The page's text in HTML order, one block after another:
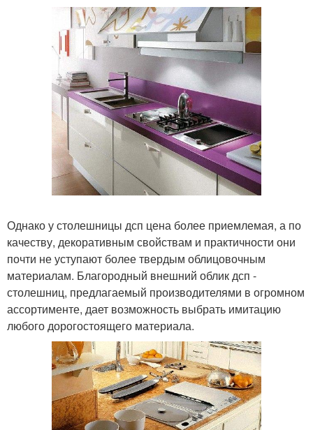
Однако у столешницы дсп цена более приемлемая, а по
качеству, декоративным свойствам и практичности они
почти не уступают более твердым облицовочным
материалам. Благородный внешний облик дсп -
столешниц, предлагаемый производителями в огромном
ассортименте, дает возможность выбрать имитацию
любого дорогостоящего материала.